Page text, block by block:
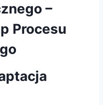
–
Procesu